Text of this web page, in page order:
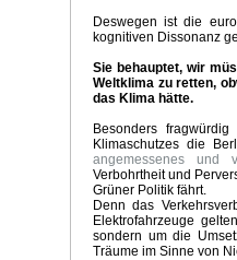
Deswegen ist die
kognitiven Dissonanz
Sie behauptet, wir
Weltklima zu retten,
das Klima hätte.
Besonders
Klimaschutzes die
angemessenes und
Verbohrtheit und
Grüner Politik fährt.
Denn das
Elektrofahrzeuge
sondern um die
Träume im Sinne von